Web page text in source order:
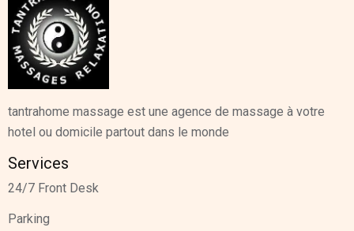
tantrahome massage est une agence de massage à votre
hotel ou domicile partout dans le monde
Services
24/7 Front Desk
Parking